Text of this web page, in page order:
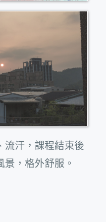
流汗，課程結束後
，格外舒服。